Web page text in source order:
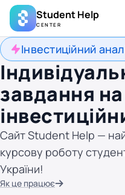
Student Help
CENTER
Інвестиційний
завдання
Сайт Student Help —
курсову роботу
України!
Як це працює